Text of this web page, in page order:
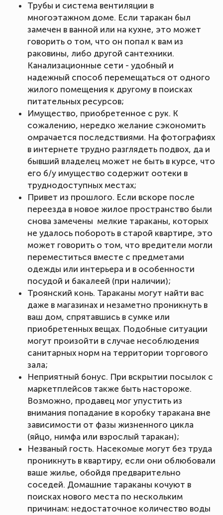
Трубы и система вентиляции в
многоэтажном доме. Если таракан был
замечен в ванной или на кухне, это может
говорить о том, что он попал к вам из
раковины, либо другой сантехники.
Канализационные сети - удобный и
надежный способ перемещаться от одного
жилого помещения к другому в поисках
питательных ресурсов;
Имущество, приобретенное с рук. К
сожалению, нередко желание сэкономить
омрачается последствиями. На фотографиях
в интернете трудно разглядеть подвох, да и
бывший владелец может не быть в курсе, что
его б/у имущество содержит оотеки в
труднодоступных местах;
Привет из прошлого. Если вскоре после
переезда в новое жилое пространство были
снова замечены мелкие тараканы, которых
не удалось побороть в старой квартире, это
может говорить о том, что вредители могли
переместиться вместе с предметами
одежды или интерьера и в особенности
посудой и бакалеей (при наличии);
Троянский конь. Тараканы могут найти вас
даже в магазинах и незаметно проникнуть в
ваш дом, спрятавшись в сумке или
приобретенных вещах. Подобные ситуации
могут произойти в случае несоблюдения
санитарных норм на территории торгового
зала;
Неприятный бонус. При вскрытии посылок с
маркетплейсов также быть настороже.
Возможно, продавец мог упустить из
внимания попадание в коробку таракана вне
зависимости от фазы жизненного цикла
(яйцо, нимфа или взрослый таракан);
Незваный гость. Насекомые могут без труда
проникнуть в квартиру, если они облюбовали
ваше жилье, обойдя предварительно
соседей. Домашние тараканы кочуют в
поисках нового места по нескольким
причинам: недостаточное количество воды